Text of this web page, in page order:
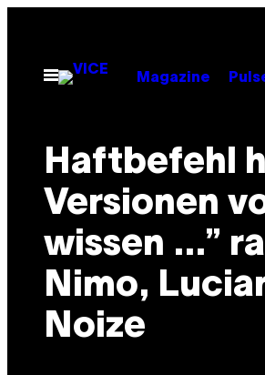
contentOpen
Menu
Magazine
Haftbefehl
Versionen
wissen …”
Nimo,
Noize